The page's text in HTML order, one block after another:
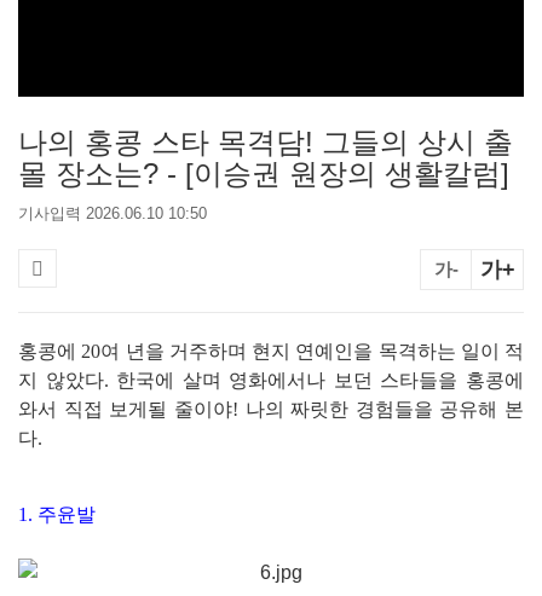
나의 홍콩 스타 목격담! 그들의 상시 출
몰 장소는? - [이승권 원장의 생활칼럼]
기사입력 2026.06.10 10:50
가- 가+
홍콩에 20여 년을 거주하며 현지 연예인을 목격하는 일이 적
지 않았다. 한국에 살며 영화에서나 보던 스타들을 홍콩에
와서 직접 보게될 줄이야! 나의 짜릿한 경험들을 공유해 본
다.
1. 주윤발